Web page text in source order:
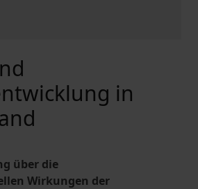
in
über die
Wirkungen der